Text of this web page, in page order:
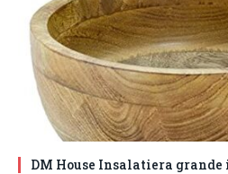
DM House Insalatiera